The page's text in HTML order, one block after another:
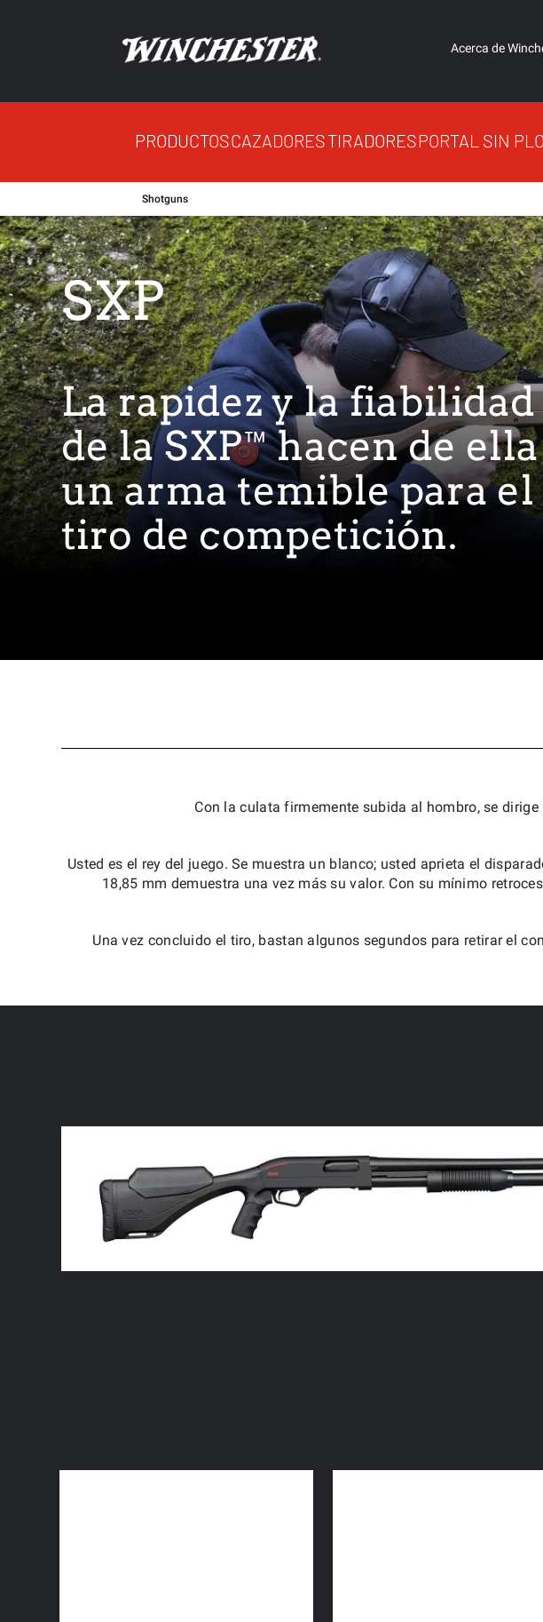
Acerca de
PRODUCTOSCAZADORESTIRADORESPORTAL SIN
Shotguns
SXP
La rapidez y la fiabilidad
de la SXP™ hacen de ella
un arma temible para el
tiro de competición.
Con la culata firmemente subida al hombro, se
Usted es el rey del juego. Se muestra un blanco; usted aprieta el
18,85 mm demuestra una vez más su valor. Con su mínimo
Una vez concluido el tiro, bastan algunos segundos para retirar el